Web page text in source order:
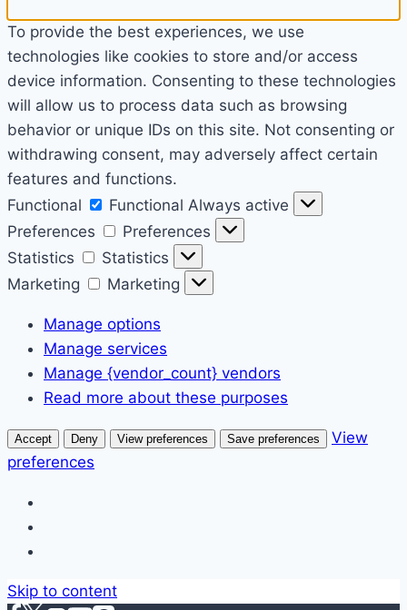
To provide the best experiences, we use
technologies like cookies to store and/or access
device information. Consenting to these technologies
will allow us to process data such as browsing
behavior or unique IDs on this site. Not consenting or
withdrawing consent, may adversely affect certain
features and functions.
Functional
Functional Always active
Preferences
Preferences
Statistics
Statistics
Marketing
Marketing
Manage options
Manage services
Manage {vendor_count} vendors
Read more about these purposes
Accept Deny View preferences Save preferences
View
preferences
Skip to content